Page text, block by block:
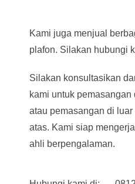
Kami juga menjual
plafon. Silakan hubungi
Silakan konsultasikan
kami untuk
atau pemasangan di
atas. Kami siap
ahli berpengalaman.